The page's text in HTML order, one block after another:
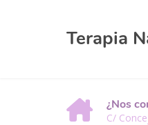
Terapia
¿Nos
C/